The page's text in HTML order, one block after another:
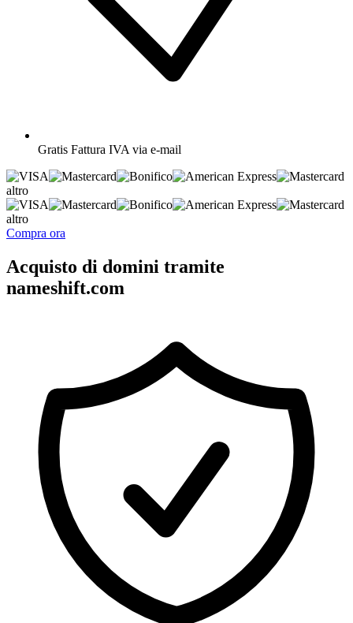
Gratis Fattura IVA via e-mail
altro
altro
Compra ora
Acquisto di domini tramite
nameshift.com